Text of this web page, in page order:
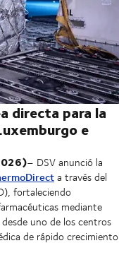
directa para la
e
– DSV anunció la
a través del
fortaleciendo
mediante
uno de los centros
de rápido crecimiento